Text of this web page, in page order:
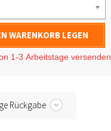
WARENKORB LEGEN
1-3 Arbeitstage versenden
Rückgabe